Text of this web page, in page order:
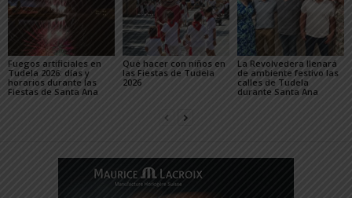
Fuegos artificiales en
Tudela 2026: días y
horarios durante las
Fiestas de Santa Ana
Qué hacer con niños en
las Fiestas de Tudela
2026
La Revolvedera llenará
de ambiente festivo las
calles de Tudela
durante Santa Ana